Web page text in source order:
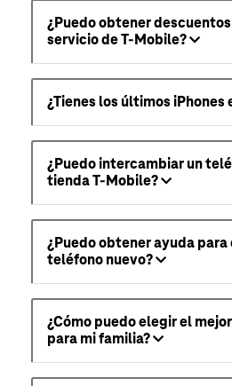
¿Puedo obtener
servicio de T-Mobile?
¿Tienes los últimos iPhones
¿Puedo intercambiar un
tienda T-Mobile?
¿Puedo obtener ayuda
teléfono nuevo?
¿Cómo puedo elegir el
para mi familia?